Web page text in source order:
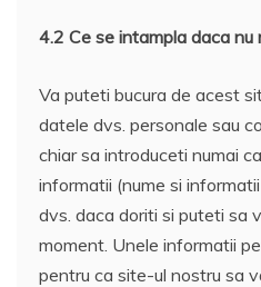
4.2 Ce se intampla daca
Va puteti bucura de acest
datele dvs. personale sau
chiar sa introduceti numai
informatii (nume si
dvs. daca doriti si puteti sa
moment. Unele informatii
pentru ca site-ul nostru sa